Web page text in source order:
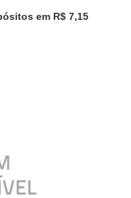
em R$ 7,15